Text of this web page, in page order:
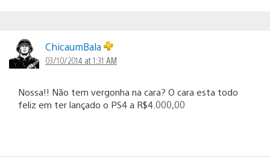
ChicaumBala
03/10/2014 at 1:31 AM
Nossa!! Não tem vergonha na cara? O cara esta todo
feliz em ter lançado o PS4 a R$4.000,00